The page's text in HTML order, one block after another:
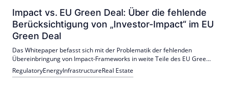
Impact vs. EU Green Deal: Über die fehlende
Berücksichtigung von „Investor-Impact“ im EU
Green Deal
Das Whitepaper befasst sich mit der Problematik der fehlenden
Übereinbringung von Impact-Frameworks in weite Teile des EU Green
Deals.
RegulatoryEnergyInfrastructureReal Estate